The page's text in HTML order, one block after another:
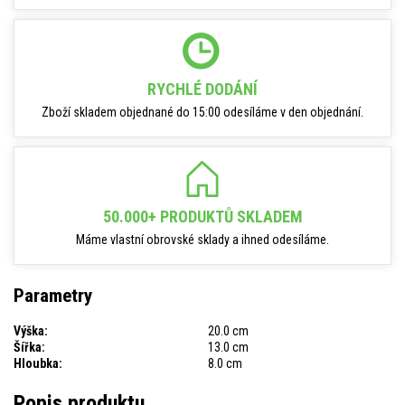
RYCHLÉ DODÁNÍ
Zboží skladem objednané do 15:00 odesíláme v den objednání.
50.000+ PRODUKTŮ SKLADEM
Máme vlastní obrovské sklady a ihned odesíláme.
Parametry
Výška:
20.0 cm
Šířka:
13.0 cm
Hloubka:
8.0 cm